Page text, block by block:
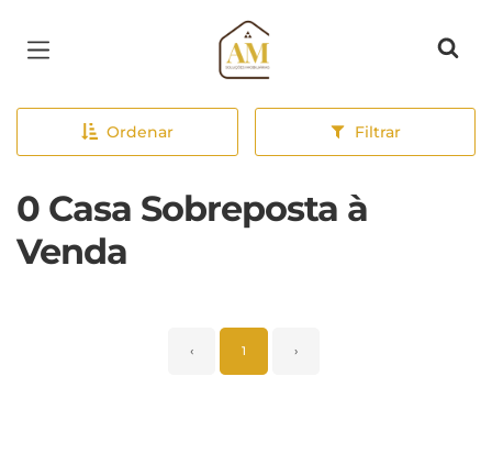
Página inicial
Ordenar Filtrar
0 Casa Sobreposta à
Venda
‹ 1 ›